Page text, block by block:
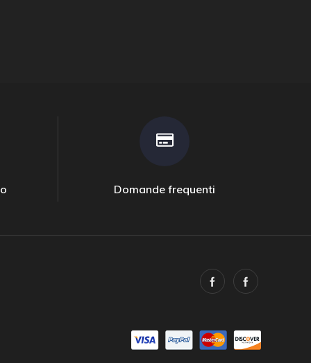
Domande frequenti